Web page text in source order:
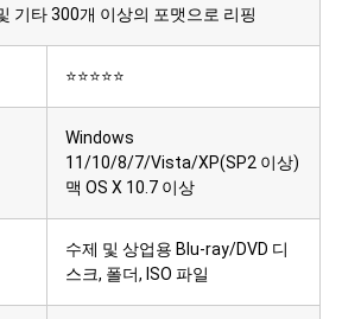
기타 300개 이상의 포맷으로 리핑
⭐⭐⭐⭐⭐
Windows
11/10/8/7/Vista/XP(SP2 이상)
맥 OS X 10.7 이상
수제 및 상업용 Blu-ray/DVD 디
스크, 폴더, ISO 파일